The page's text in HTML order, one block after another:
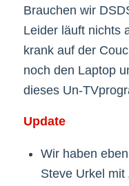
Brauchen wir
Leider läuft nichts
krank auf der
noch den Laptop
dieses Un-
Update
Wir haben
Steve Urkel mit